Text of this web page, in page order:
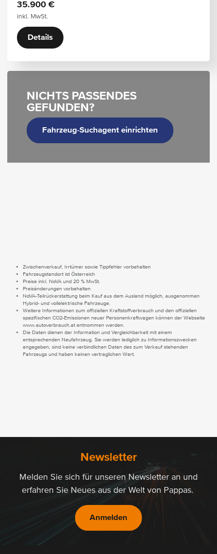
35.900 €
inkl. MwSt.
Details
NICHTS PASSENDES
GEFUNDEN?
Fahrzeug-Suchagent einrichten
Zwischenverkauf, Irrtümer sowie Tippfehler vorbehalten
Fahrzeugstandort ist Österreich
Preise inkl. NoVA und 20 % MwSt.
Preisänderungen vorbehalten
NoVA-Teilrückerstattung beim Kauf aus dem Ausland möglich, ausgenommen
Hybrid- und vollelektrische Fahrzeuge.
Weitere Informationen zum offiziellen Kraftstoffverbrauch und den offiziellen
spezifischen CO2-Emissionen neuer Personenkraftwagen können der Webseite
www.autoverbrauch.at entnommen werden.
Die Daten dienen der Information und Vergleichbarkeit mit einem
entsprechenden Neufahrzeug. Sie werden lediglich zu Informationszwecken
angegeben, sind keine verbindlichen Daten des zum Verkauf stehenden
Fahrzeugs und haben keinen vertraglichen Wert.
Newsletter
Melden Sie sich für unseren Newsletter an und
erfahren Sie Neues aus der Welt von Pappas.
Anmelden